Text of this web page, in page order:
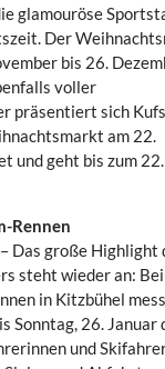
glamouröse
Der
bis 26.
voller
präsentiert sich
am 22.
und geht bis zum 22.
Rennen
– Das große Highlight
steht wieder an:
in Kitzbühel
Sonntag, 26. Januar
und